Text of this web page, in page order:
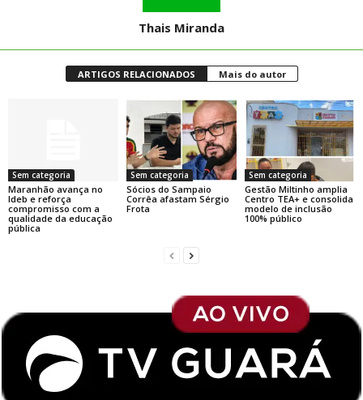
Thais Miranda
ARTIGOS RELACIONADOS Mais do autor
Sem categoria
Maranhão avança no
Ideb e reforça
compromisso com a
qualidade da educação
pública
Sem categoria
Sócios do Sampaio
Corrêa afastam Sérgio
Frota
Sem categoria
Gestão Miltinho amplia
Centro TEA+ e consolida
modelo de inclusão
100% público